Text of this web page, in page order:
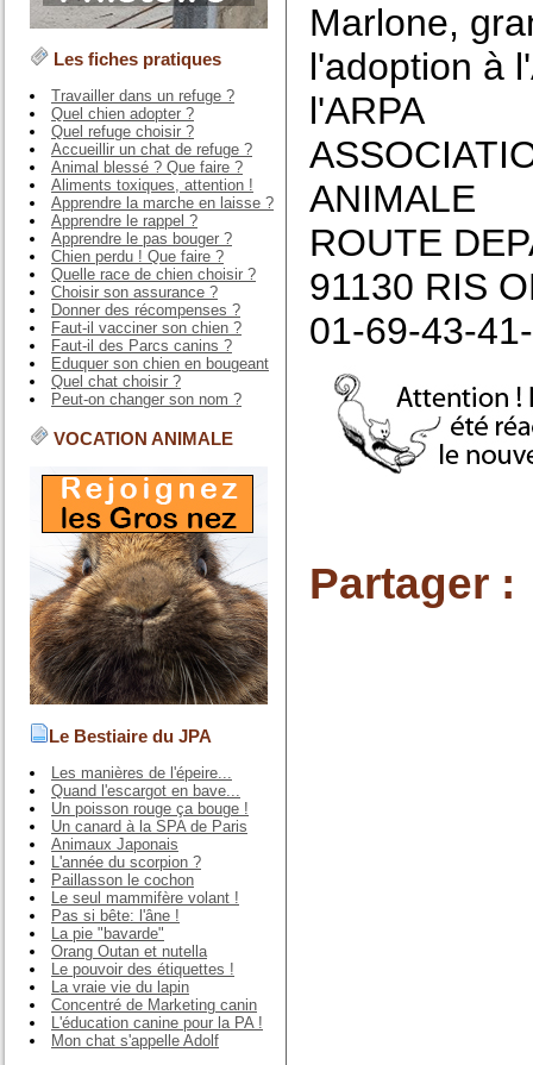
Les fiches pratiques
Travailler dans un refuge ?
Quel chien adopter ?
Quel refuge choisir ?
Accueillir un chat de refuge ?
Animal blessé ? Que faire ?
Aliments toxiques, attention !
Apprendre la marche en laisse ?
Apprendre le rappel ?
Apprendre le pas bouger ?
Chien perdu ! Que faire ?
Quelle race de chien choisir ?
Choisir son assurance ?
Donner des récompenses ?
Faut-il vacciner son chien ?
Faut-il des Parcs canins ?
Eduquer son chien en bougeant
Quel chat choisir ?
Peut-on changer son nom ?
VOCATION ANIMALE
Le Bestiaire du JPA
Les manières de l'épeire...
Quand l'escargot en bave...
Un poisson rouge ça bouge !
Un canard à la SPA de Paris
Animaux Japonais
L'année du scorpion ?
Paillasson le cochon
Le seul mammifère volant !
Pas si bête: l'âne !
La pie "bavarde"
Orang Outan et nutella
Le pouvoir des étiquettes !
La vraie vie du lapin
Concentré de Marketing canin
L'éducation canine pour la PA !
Mon chat s'appelle Adolf
Marlone,
l'adoption à
l'ARPA
ANIMALE
ROUTE
91130 RIS
01-69-43-
Partager :